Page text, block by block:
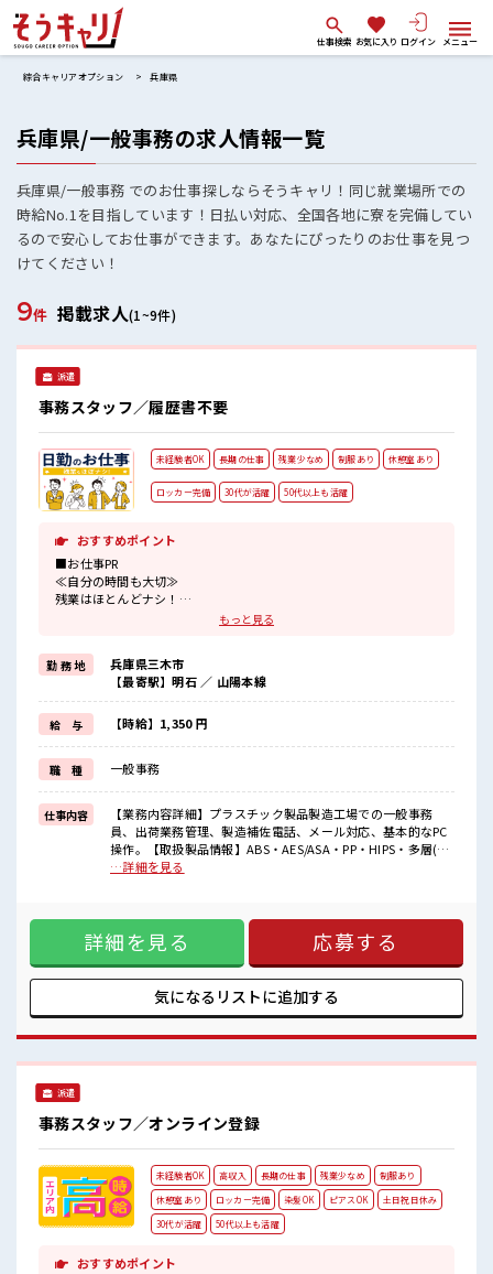
仕事検索 お気に入り ログイン メニュー
綜合キャリアオプション 兵庫県
兵庫県/一般事務の求人情報一覧
兵庫県/一般事務 でのお仕事探しならそうキャリ！同じ就業場所での
時給No.1を目指しています！日払い対応、全国各地に寮を完備してい
るので安心してお仕事ができます。あなたにぴったりのお仕事を見つ
けてください！
9件 掲載求人(1~9件)
派遣
事務スタッフ／履歴書不要
未経験者OK 長期の仕事 残業少なめ 制服あり 休憩室あり
ロッカー完備 30代が活躍 50代以上も活躍
おすすめポイント
■お仕事PR
≪自分の時間も大切≫
残業はほとんどナシ！
場合によってはお願いすることもあります♪
制服があるので、
毎日の服装の悩み解消♪
≪未経験OKの仕事≫
新しいことにチャレンジするのは不安だけど、
しっかり働く環境が整っています！
イチからスキルUP・ステップUP目指していきましょう！
≪自分に向いている仕事が探せる≫
困った事などがあれば、
担当がしっかりサポートします！
■職場の雰囲気
仕事の合間の息抜きは休憩室で♪
ロッカーあり！
プライベートも謳歌できる☆
もっと見る
勤 務 地
兵庫県三木市
【最寄駅】明石 ／ 山陽本線
給 与 【時給】1,350 円
職 種 一般事務
仕事内容
【業務内容詳細】プラスチック製品製造工場での一般事務
員、出荷業務管理、製造補佐電話、メール対応、基本的なPC
操作。【取扱製品情報】ABS・AES/ASA・PP・HIPS・多層(2
～3層)・プリントシート等、真空成形、その他製作加工 ■お
服があるので、 毎日の服装の悩み解消♪ ≪未経験OKの仕事
≫ 新しいことにチャレンジするのは不安だけど、 しっかり働
く環境が整っています！ イチからスキルUP・ステップUP目
指していきましょう！ ≪自分に向いている仕事が探せる≫ 困
った事などがあれば、 担当がしっかりサポートします！ ■職
場の雰囲気 仕事の合間の息抜きは休憩室で♪ ロッカーあり！
も謳歌できる☆
…詳細を見る
詳細を見る 応募する
気になるリストに追加する
派遣
事務スタッフ／オンライン登録
未経験者OK 高収入 長期の仕事 残業少なめ
制服あり
休憩室あり
ロッカー完備 染髪OK ピアスOK
土日祝日休み
30代が活躍
50代以上も活躍
おすすめポイント